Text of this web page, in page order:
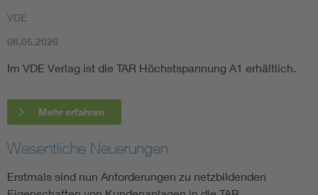
VDE
08.05.2026
Im VDE Verlag ist die TAR Höchstspannung A1 erhältlich.
Mehr erfahren
Wesentliche Neuerungen
Erstmals sind nun Anforderungen zu netzbildenden